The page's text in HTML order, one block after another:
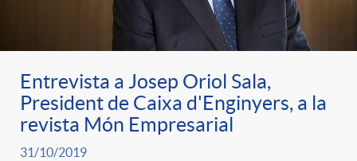
Entrevista a Josep Oriol Sala,
President de Caixa d'Enginyers, a la
revista Món Empresarial
31/10/2019